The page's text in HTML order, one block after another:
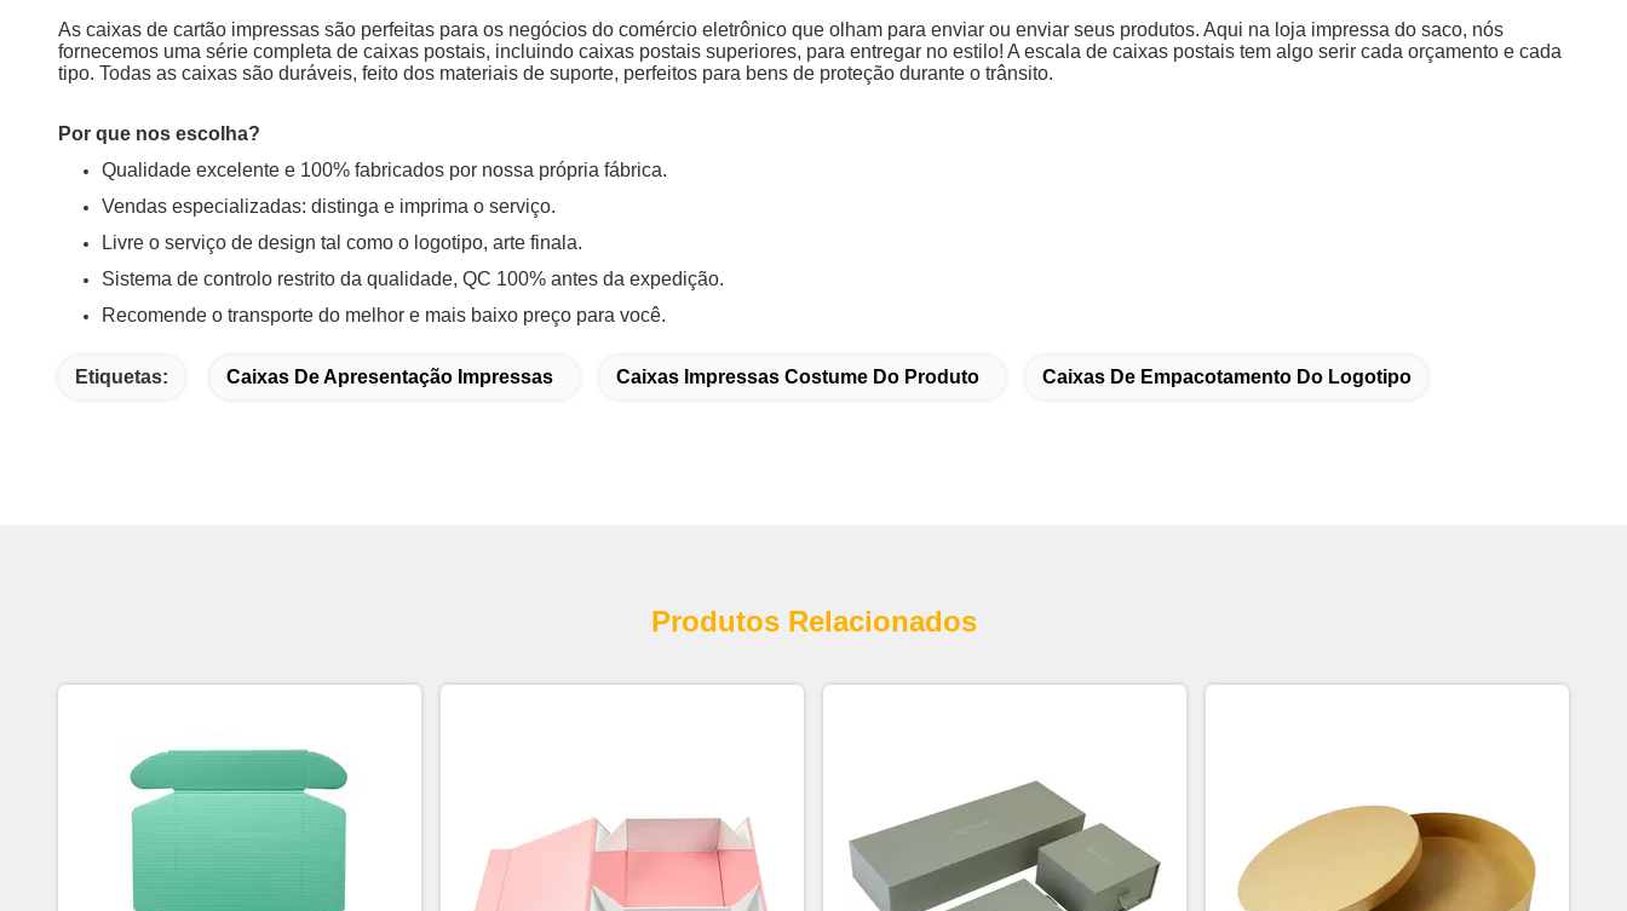
As caixas de cartão impressas são perfeitas para os negócios do comércio eletrônico que olham para enviar ou enviar seus produtos. Aqui na loja impressa do saco, nós
fornecemos uma série completa de caixas postais, incluindo caixas postais superiores, para entregar no estilo! A escala de caixas postais tem algo serir cada orçamento e cada
tipo. Todas as caixas são duráveis, feito dos materiais de suporte, perfeitos para bens de proteção durante o trânsito.
Por que nos escolha?
Qualidade excelente e 100% fabricados por nossa própria fábrica.
Vendas especializadas: distinga e imprima o serviço.
Livre o serviço de design tal como o logotipo, arte finala.
Sistema de controlo restrito da qualidade, QC 100% antes da expedição.
Recomende o transporte do melhor e mais baixo preço para você.
Etiquetas: Caixas De Apresentação Impressas Caixas Impressas Costume Do Produto Caixas De Empacotamento Do Logotipo
Produtos Relacionados